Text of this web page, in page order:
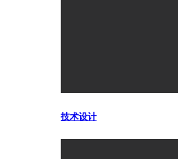
技术设计